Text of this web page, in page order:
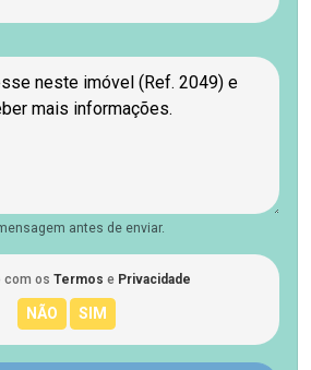
antes de enviar.
com os Termos e Privacidade